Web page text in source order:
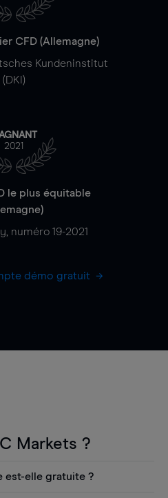
CFD (Allemagne)
Kundeninstitut
(DKI)
2021
le plus équitable
numéro 19-2021
démo gratuit
Markets ?
est-elle gratuite ?